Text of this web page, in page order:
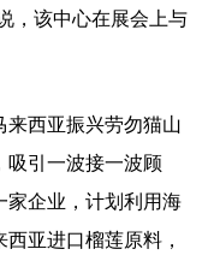
，该中心在展会上与
西亚振兴劳勿猫山
吸引一波接一波顾
家企业，计划利用海
亚进口榴莲原料，